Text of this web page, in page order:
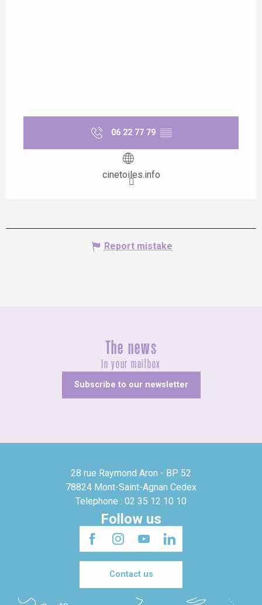
06 22 77 79 ▒▒
cinetoiles.info
Report mistake
The news
In your mailbox
Subscribe to our newsletter
28 rue Raymond Aron - BP 52
78824 Mont-Saint-Agnan Cedex
Telephone : 02 35 12 10 10
Follow us
Contact us